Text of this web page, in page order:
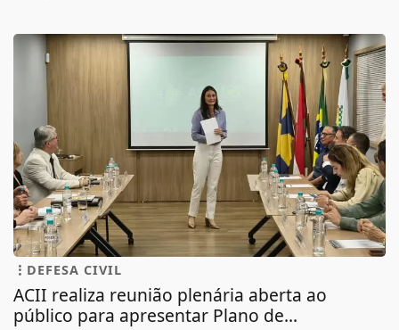
DEFESA CIVIL
ACII realiza reunião plenária aberta ao
público para apresentar Plano de...